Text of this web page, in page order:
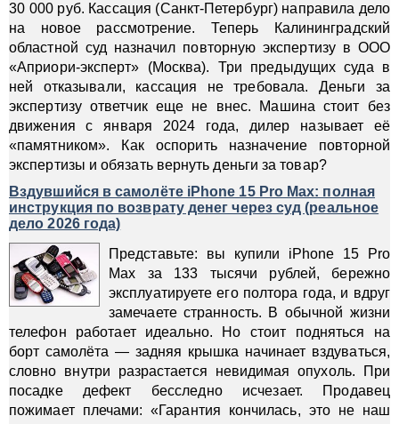
30 000 руб. Кассация (Санкт-Петербург) направила дело
на новое рассмотрение. Теперь Калининградский
областной суд назначил повторную экспертизу в ООО
«Априори-эксперт» (Москва). Три предыдущих суда в
ней отказывали, кассация не требовала. Деньги за
экспертизу ответчик еще не внес. Машина стоит без
движения с января 2024 года, дилер называет её
«памятником». Как оспорить назначение повторной
экспертизы и обязать вернуть деньги за товар?
Вздувшийся в самолёте iPhone 15 Pro Max: полная
инструкция по возврату денег через суд (реальное
дело 2026 года)
Представьте: вы купили iPhone 15 Pro
Max за 133 тысячи рублей, бережно
эксплуатируете его полтора года, и вдруг
замечаете странность. В обычной жизни
телефон работает идеально. Но стоит подняться на
борт самолёта — задняя крышка начинает вздуваться,
словно внутри разрастается невидимая опухоль. При
посадке дефект бесследно исчезает. Продавец
пожимает плечами: «Гарантия кончилась, это не наш